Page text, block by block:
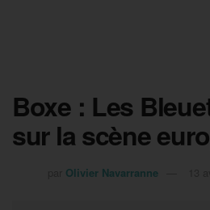
Boxe : Les
sur la scène
Olivier Navarranne